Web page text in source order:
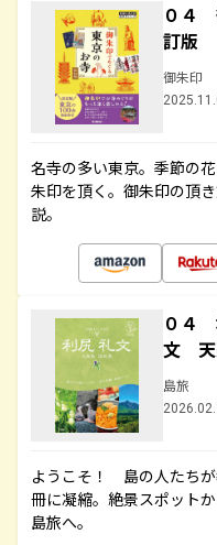
０４
訂版
御朱印
名寺の多い東京。季節の
朱印を頂く。御朱印の頂
説。
０４
文 天
島旅
ようこそ！ 島の人たちが
冊に凝縮。絶景スポット
島旅へ。